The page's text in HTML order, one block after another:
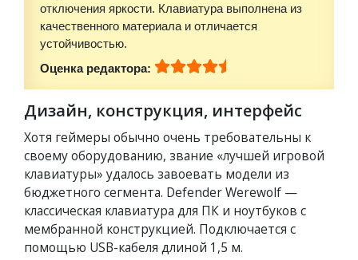
отключения яркости. Клавиатура выполнена из
качественного материала и отличается
устойчивостью.
Оценка редактора:
Дизайн, конструкция, интерфейс
Хотя геймеры обычно очень требовательны к
своему оборудованию, звание «лучшей игровой
клавиатуры» удалось завоевать модели из
бюджетного сегмента. Defender Werewolf —
классическая клавиатура для ПК и ноутбуков с
мембранной конструкцией. Подключается с
помощью USB-кабеля длиной 1,5 м.